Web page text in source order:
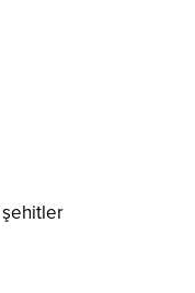
şehitler